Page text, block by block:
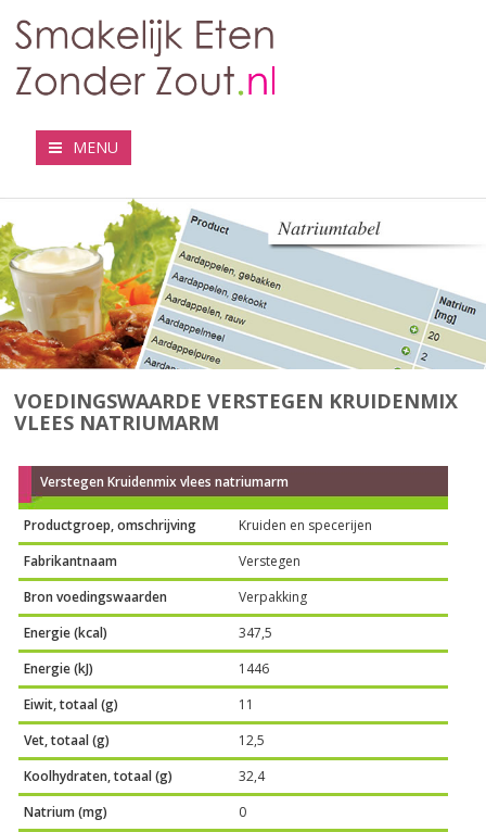
MENU
VOEDINGSWAARDE VERSTEGEN KRUIDENMIX
VLEES NATRIUMARM
Verstegen Kruidenmix vlees natriumarm
Productgroep, omschrijving
Kruiden en specerijen
Fabrikantnaam
Verstegen
Bron voedingswaarden
Verpakking
Energie (kcal)
347,5
Energie (kJ)
1446
Eiwit, totaal (g)
11
Vet, totaal (g)
12,5
Koolhydraten, totaal (g)
32,4
Natrium (mg)
0